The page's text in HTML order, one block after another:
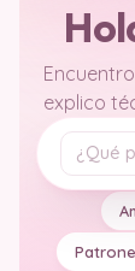
explico
Tu